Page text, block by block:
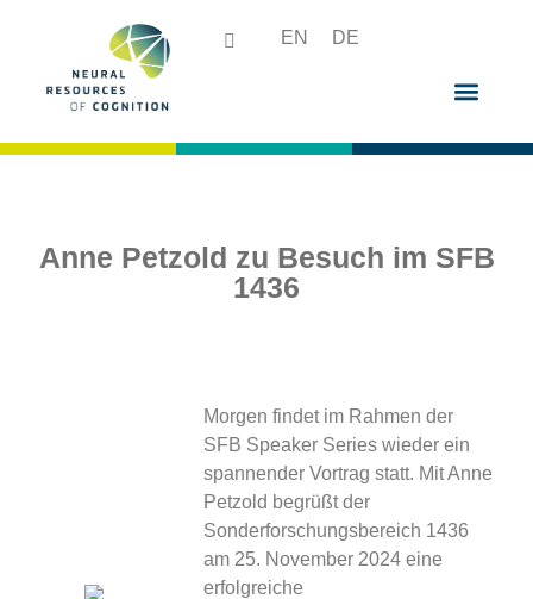
EN DE
Anne Petzold zu Besuch im SFB
1436
Morgen findet im Rahmen der
SFB Speaker Series wieder ein
spannender Vortrag statt. Mit Anne
Petzold begrüßt der
Sonderforschungsbereich 1436
am 25. November 2024 eine
erfolgreiche